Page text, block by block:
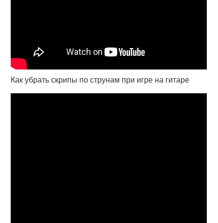
Как убрать скрипы по струнам при игре на гитаре